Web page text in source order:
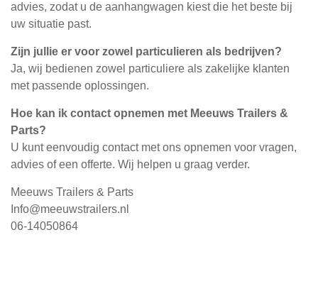
advies, zodat u de aanhangwagen kiest die het beste bij
uw situatie past.
Zijn jullie er voor zowel particulieren als bedrijven?
Ja, wij bedienen zowel particuliere als zakelijke klanten
met passende oplossingen.
Hoe kan ik contact opnemen met Meeuws Trailers &
Parts?
U kunt eenvoudig contact met ons opnemen voor vragen,
advies of een offerte. Wij helpen u graag verder.
Meeuws Trailers & Parts
Info@meeuwstrailers.nl
06-14050864